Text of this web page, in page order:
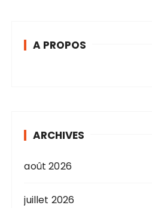
A PROPOS
ARCHIVES
août 2026
juillet 2026